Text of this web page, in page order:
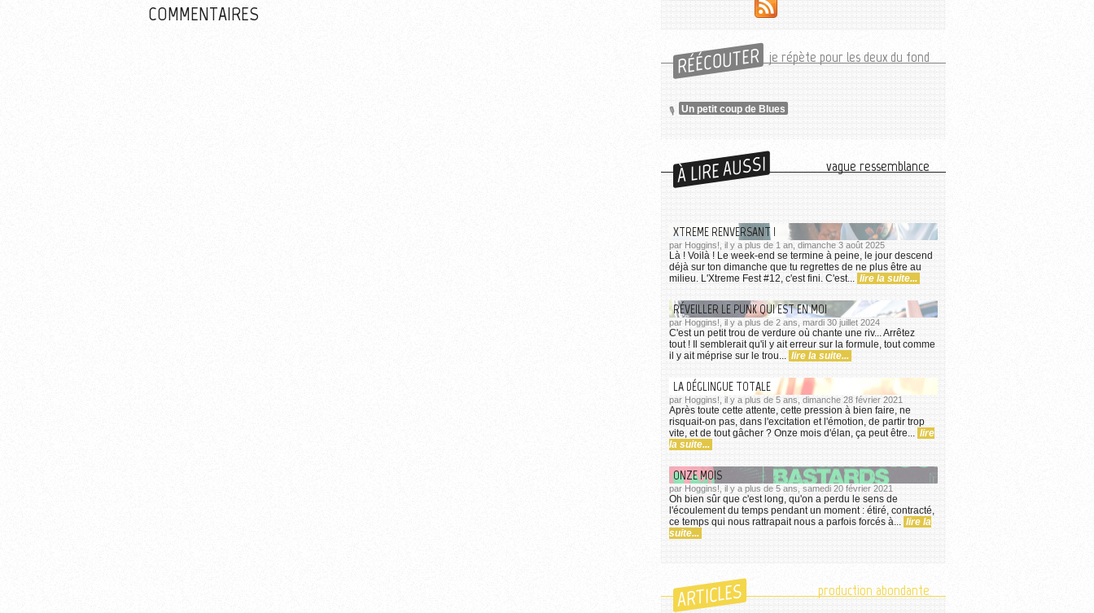
COMMENTAIRES
RÉÉCOUTER je répète pour les deux du fond
Un petit coup de Blues
À LIRE AUSSI vague ressemblance
XTREME RENVERSANT !
par Hoggins!, il y a plus de 1 an, dimanche 3 août 2025
Là ! Voilà ! Le week-end se termine à peine, le jour descend
déjà sur ton dimanche que tu regrettes de ne plus être au
milieu. L'Xtreme Fest #12, c'est fini. C'est... lire la suite...
RÉVEILLER LE PUNK QUI EST EN MOI
par Hoggins!, il y a plus de 2 ans, mardi 30 juillet 2024
C'est un petit trou de verdure où chante une riv... Arrêtez
tout ! Il semblerait qu'il y ait erreur sur la formule, tout comme
il y ait méprise sur le trou... lire la suite...
LA DÉGLINGUE TOTALE
par Hoggins!, il y a plus de 5 ans, dimanche 28 février 2021
Après toute cette attente, cette pression à bien faire, ne
risquait-on pas, dans l'excitation et l'émotion, de partir trop
vite, et de tout gâcher ? Onze mois d'élan, ça peut être... lire
la suite...
ONZE MOIS
par Hoggins!, il y a plus de 5 ans, samedi 20 février 2021
Oh bien sûr que c'est long, qu'on a perdu le sens de
l'écoulement du temps pendant un moment : étiré, contracté,
ce temps qui nous rattrapait nous a parfois forcés à... lire la
suite...
ARTICLES production abondante